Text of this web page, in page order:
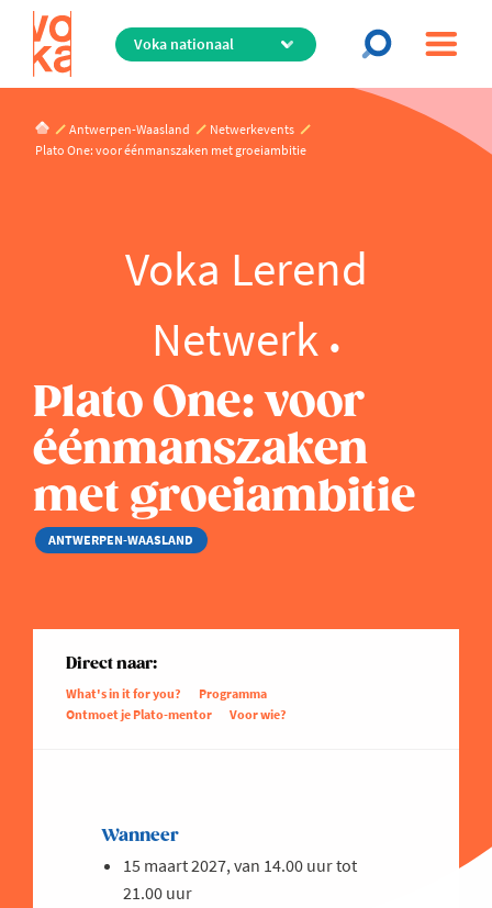
Overslaan
de
inhoud
Antwerpen-Waasland
Netwerkevents
Plato One: voor éénmanszaken met groeiambitie
Voka Lerend
Netwerk
Plato One: voor
éénmanszaken
met groeiambitie
ANTWERPEN-WAASLAND
Direct naar:
What's in it for you?
Programma
Ontmoet je Plato-mentor
Voor wie?
Wanneer
15 maart 2027, van 14.00 uur tot
21.00 uur